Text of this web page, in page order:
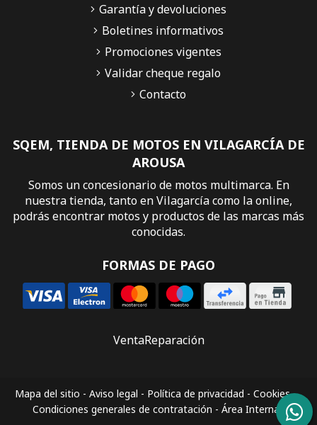
SQEM, TIENDA DE MOTOS EN VILAGARCÍA DE
AROUSA
Somos un concesionario de motos multimarca. En
nuestra tienda, tanto en Vilagarcía como la online,
podrás encontrar motos y productos de las marcas más
conocidas.
FORMAS DE PAGO
Garantía y devoluciones
Boletines informativos
Promociones vigentes
Validar cheque regalo
Contacto
VentaReparación
Mapa del sitio - Aviso legal - Política de privacidad - Cookies-
Condiciones generales de contratación - Área Interna